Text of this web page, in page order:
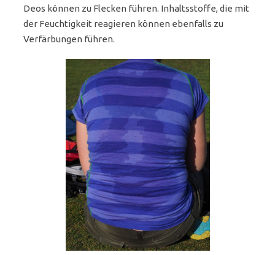
Deos können zu Flecken führen. Inhaltsstoffe, die mit
der Feuchtigkeit reagieren können ebenfalls zu
Verfärbungen führen.